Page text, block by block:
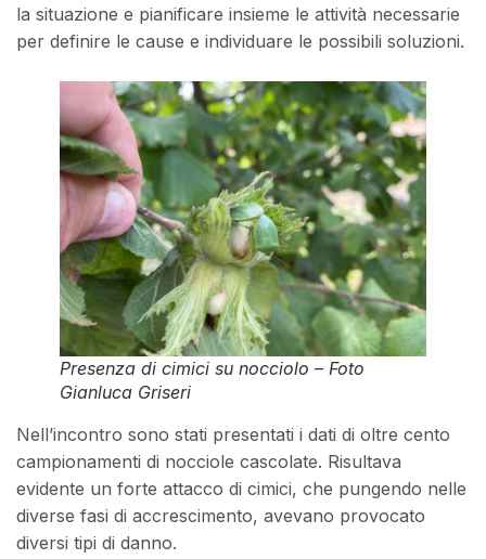
la situazione e pianificare insieme le attività necessarie
per definire le cause e individuare le possibili soluzioni.
Presenza di cimici su nocciolo – Foto
Gianluca Griseri
Nell’incontro sono stati presentati i dati di oltre cento
campionamenti di nocciole cascolate. Risultava
evidente un forte attacco di cimici, che pungendo nelle
diverse fasi di accrescimento, avevano provocato
diversi tipi di danno.